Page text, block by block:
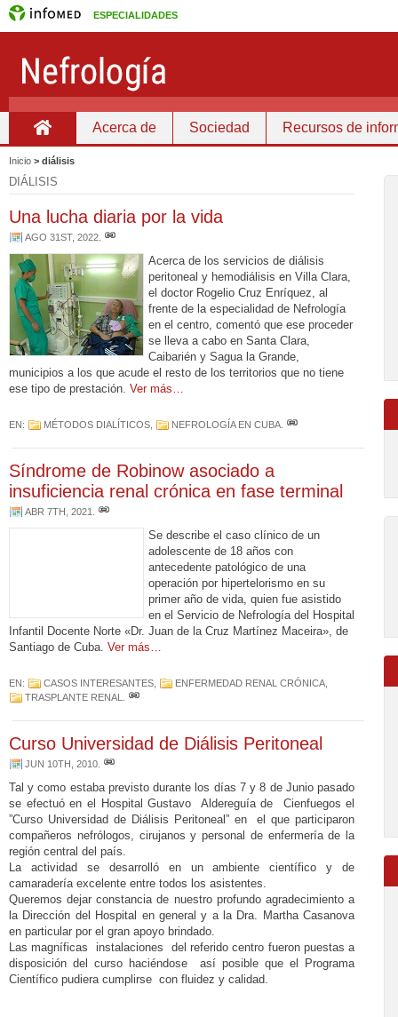
ESPECIALIDADES
Acerca de Sociedad Recursos de
Inicio > diálisis
DIÁLISIS
Una lucha diaria por la vida
AGO 31ST, 2022
Acerca de los servicios de diálisis
peritoneal y hemodiálisis en Villa Clara,
el doctor Rogelio Cruz Enríquez, al
frente de la especialidad de Nefrología
en el centro, comentó que ese proceder
se lleva a cabo en Santa Clara,
Caibarién y Sagua la Grande,
municipios a los que acude el resto de los territorios que no tiene
ese tipo de prestación. Ver más…
EN: MÉTODOS DIALÍTICOS NEFROLOGÍA EN CUBA
Síndrome de Robinow asociado a
insuficiencia renal crónica en fase terminal
ABR 7TH, 2021
Se describe el caso clínico de un
adolescente de 18 años con
antecedente patológico de una
operación por hipertelorismo en su
primer año de vida, quien fue asistido
en el Servicio de Nefrología del Hospital
Infantil Docente Norte «Dr. Juan de la Cruz Martínez Maceira», de
Santiago de Cuba. Ver más…
EN: CASOS INTERESANTES ENFERMEDAD RENAL CRÓNICA
TRASPLANTE RENAL
Curso Universidad de Diálisis Peritoneal
JUN 10TH, 2010
Tal y como estaba previsto durante los días 7 y 8 de Junio pasado
se efectuó en el Hospital Gustavo
Aldereguía de
Cienfuegos el
”Curso Universidad de Diálisis Peritoneal” en
el que participaron
compañeros nefrólogos, cirujanos y personal de enfermería de la
región central del país.
La actividad se desarrolló en un ambiente científico y de
camaradería excelente entre todos los asistentes.
Queremos dejar constancia de nuestro profundo agradecimiento a
la Dirección del Hospital en general y a la Dra. Martha Casanova
en particular por el gran apoyo brindado.
Las magníficas
instalaciones
del referido centro fueron puestas a
disposición del curso haciéndose
así posible que el Programa
Científico pudiera cumplirse con fluidez y calidad.